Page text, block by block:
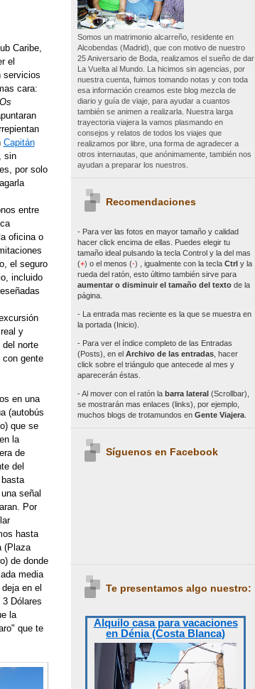
Caribe,
el
servicios
cara:
Os
Capitán
sin
por solo
entre
oficina o
el seguro
incluido
y
norte
gente
en una
(autobús
que se
la
de
del
señal
Por
hasta
(Plaza
de donde
media
en el
Dólares
la
que te
Somos un matrimonio alcarreño, residente en
Alcobendas (Madrid), que con motivo de nuestro
25 Aniversario de Boda, realizamos el sueño de dar
La Vuelta al Mundo. La hicimos sin agencias, por
nuestra cuenta, fuimos tomando notas y con toda
esa información creamos este blog mezcla de
diario y guía de viaje, para ayudar a cuantos
también se animen a realizarla. Nuestra larga
trayectoria viajera la vamos plasmando en
consejos y relatos de todos los viajes que
realizamos por libre, una forma de agradecer a
otros internautas, que anónimamente, también nos
ayudan a preparar los nuestros.
Recomendaciones
- Para ver las fotos en mayor tamaño y calidad
hacer click encima de ellas. Puedes elegir tu
tamaño ideal pulsando la tecla Controly la del mas
(+) o el menos (-) igualmente con la tecla Ctrl y la
rueda del ratón, esto último también sirve para
aumentar o disminuir el tamaño del textode la
página.
- La entrada mas reciente es la que se muestra en
la portada (Inicio).
- Para ver el índice completo de las Entradas
(Posts), en el Archivo de las entradas, hacer
click sobre el triángulo que antecede al mes y
aparecerán éstas.
- Al mover con el ratón la barra lateral(Scrollbar),
se mostrarán mas enlaces (links), por ejemplo,
muchos blogs de trotamundos en Gente Viajera.
Síguenos en Facebook
Te presentamos algo nuestro:
Alquilo casa para vacaciones
en Dénia (Costa Blanca)